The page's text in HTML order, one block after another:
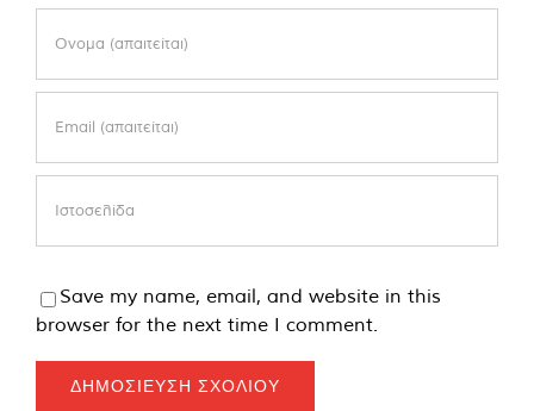
Save my name, email, and website in this
browser for the next time I comment.